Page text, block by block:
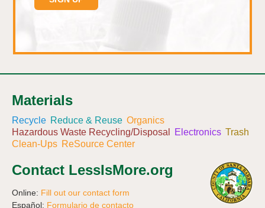
Materials
Recycle Reduce & Reuse Organics
Hazardous Waste Recycling/Disposal
Electronics Trash
Clean-Ups ReSource Center
Contact LessIsMore.org
Online: Fill out our contact form
Español: Formulario de contacto